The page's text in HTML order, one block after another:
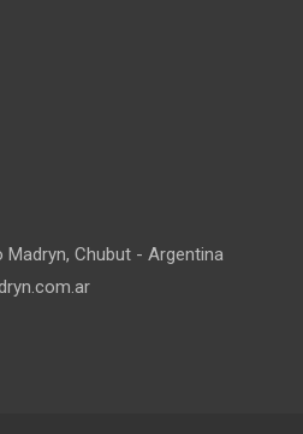
Madryn, Chubut - Argentina